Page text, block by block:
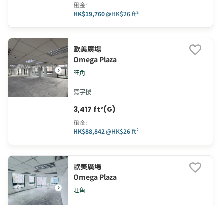
租金:
HK$19,760@HK$26 ft²
歐美廣場
Omega Plaza
旺角
寫字樓
3,417 ft²(G)
租金:
HK$88,842@HK$26 ft²
歐美廣場
Omega Plaza
旺角